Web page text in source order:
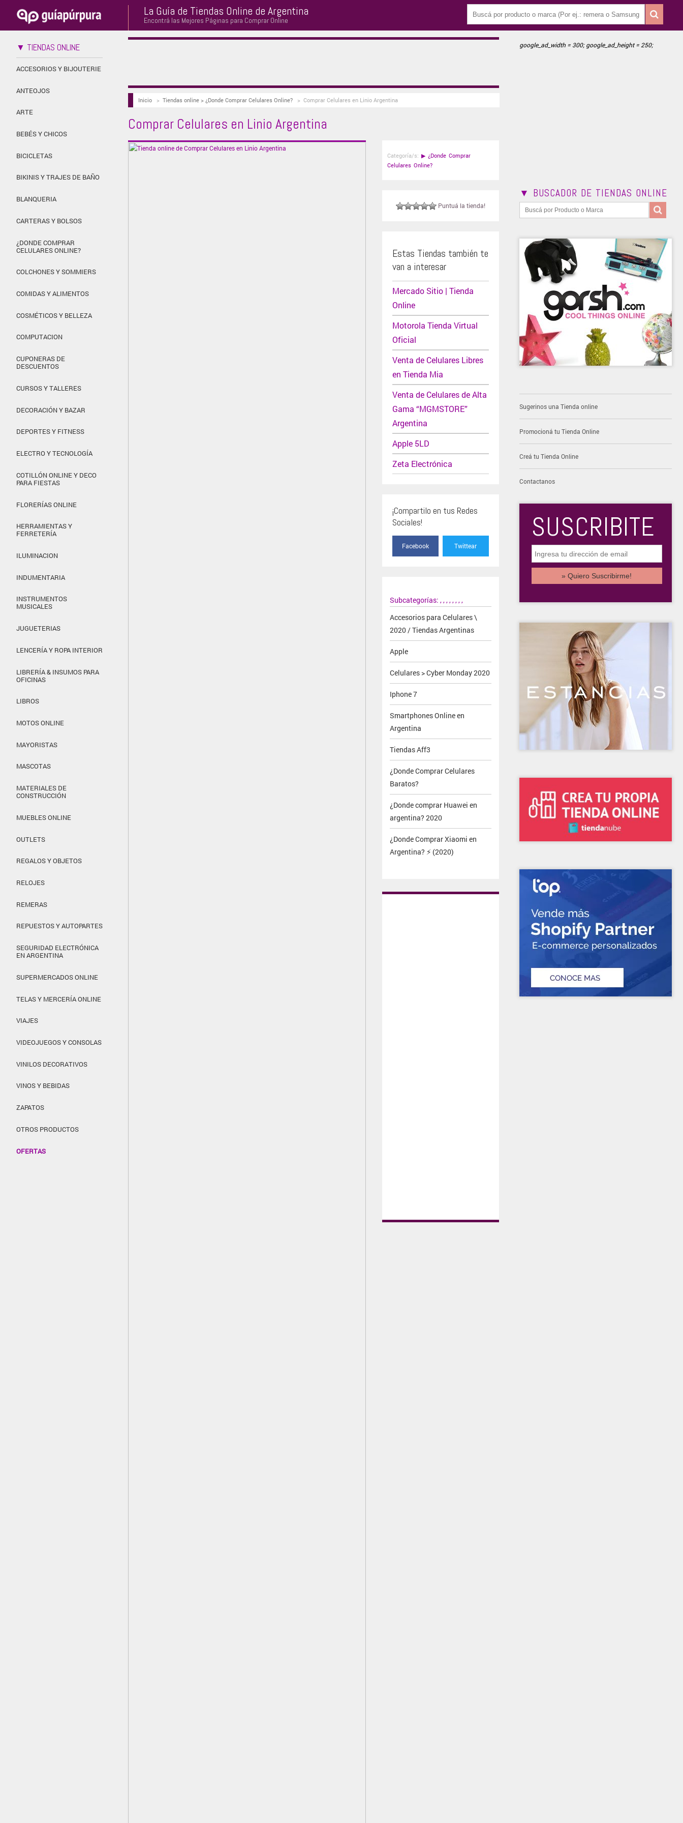
La Guía de Tiendas Online de Argentina
Encontrá las Mejores Páginas para Comprar Online
▼ TIENDAS ONLINE
ACCESORIOS Y BIJOUTERIE
ANTEOJOS
ARTE
BEBÉS Y CHICOS
BICICLETAS
BIKINIS Y TRAJES DE BAÑO
BLANQUERIA
CARTERAS Y BOLSOS
¿DONDE COMPRAR
CELULARES ONLINE?
COLCHONES Y SOMMIERS
COMIDAS Y ALIMENTOS
COSMÉTICOS Y BELLEZA
COMPUTACION
CUPONERAS DE
DESCUENTOS
CURSOS Y TALLERES
DECORACIÓN Y BAZAR
DEPORTES Y FITNESS
ELECTRO Y TECNOLOGÍA
COTILLÓN ONLINE Y DECO
PARA FIESTAS
FLORERÍAS ONLINE
HERRAMIENTAS Y
FERRETERÍA
ILUMINACION
INDUMENTARIA
INSTRUMENTOS
MUSICALES
JUGUETERIAS
LENCERÍA Y ROPA INTERIOR
LIBRERÍA & INSUMOS PARA
OFICINAS
LIBROS
MOTOS ONLINE
MAYORISTAS
MASCOTAS
MATERIALES DE
CONSTRUCCIÓN
MUEBLES ONLINE
OUTLETS
REGALOS Y OBJETOS
RELOJES
REMERAS
REPUESTOS Y AUTOPARTES
SEGURIDAD ELECTRÓNICA
EN ARGENTINA
SUPERMERCADOS ONLINE
TELAS Y MERCERÍA ONLINE
VIAJES
VIDEOJUEGOS Y CONSOLAS
VINILOS DECORATIVOS
VINOS Y BEBIDAS
ZAPATOS
OTROS PRODUCTOS
OFERTAS
Inicio> Tiendas online > ¿Donde Comprar Celulares Online?> Comprar Celulares en Linio Argentina
Comprar Celulares en Linio Argentina
Categoría/s: ▶ ¿Donde Comprar
Celulares Online?
Puntuá la tienda!
Estas Tiendas también te
van a interesar
Mercado Sitio | Tienda
Online
Motorola Tienda Virtual
Oficial
Venta de Celulares Libres
en Tienda Mia
Venta de Celulares de Alta
Gama “MGMSTORE”
Argentina
Apple 5LD
Zeta Electrónica
¡Compartilo en tus Redes
Sociales!
Facebook Twittear
Subcategorías:
Accesorios para Celulares \
2020 / Tiendas Argentinas
,
Apple
,
Celulares > Cyber Monday 2020
,
Iphone 7
,
Smartphones Online en
Argentina
,
Tiendas Aff3
,
¿Donde Comprar Celulares
Baratos?
,
¿Donde comprar Huawei en
argentina? 2020
,
¿Donde Comprar Xiaomi en
Argentina? ⚡ (2020)
google_ad_width = 300; google_ad_height = 250;
▼ BUSCADOR DE TIENDAS ONLINE
Sugerinos una Tienda online
Promocioná tu Tienda Online
Creá tu Tienda Online
Contactanos
SUSCRIBITE